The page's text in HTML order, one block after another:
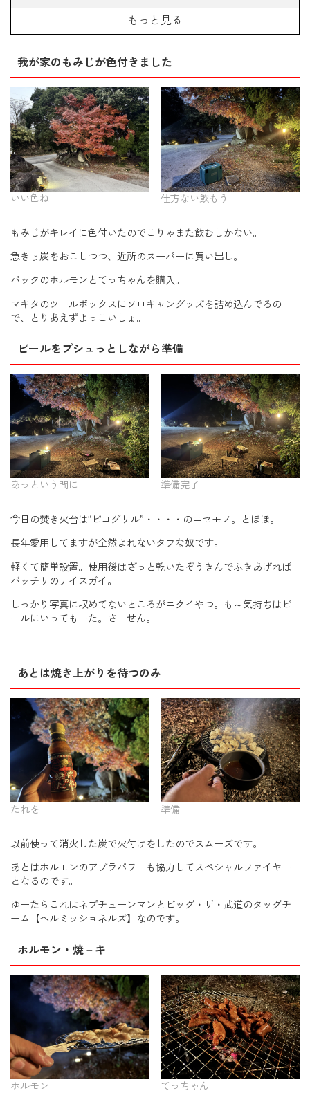
フーフー言いながら飲むもっと見る
我が家のもみじが色付きました
いい色ね 仕方ない飲もう
もみじがキレイに色付いたのでこりゃまた飲むしかない。
急きょ炭をおこしつつ、近所のスーパーに買い出し。
パックのホルモンとてっちゃんを購入。
マキタのツールボックスにソロキャングッズを詰め込んでるの
で、とりあえずよっこいしょ。
ビールをプシュっとしながら準備
あっという間に 準備完了
今日の焚き火台は“ピコグリル”・・・・のニセモノ。とほほ。
長年愛用してますが全然よれないタフな奴です。
軽くて簡単設置。使用後はざっと乾いたぞうきんでふきあげれば
バッチリのナイスガイ。
しっかり写真に収めてないところがニクイやつ。も～気持ちはビ
ールにいってもーた。さーせん。
あとは焼き上がりを待つのみ
たれを 準備
以前使って消火した炭で火付けをしたのでスムーズです。
あとはホルモンのアブラパワーも協力してスペシャルファイヤー
となるのです。
ゆーたらこれはネプチューンマンとビッグ・ザ・武道のタッグチ
ーム【ヘルミッショネルズ】なのです。
ホルモン・焼－キ
ホルモン てっちゃん